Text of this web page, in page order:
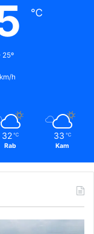
℃
25º
h
32 ℃
Rab
33 ℃
Kam